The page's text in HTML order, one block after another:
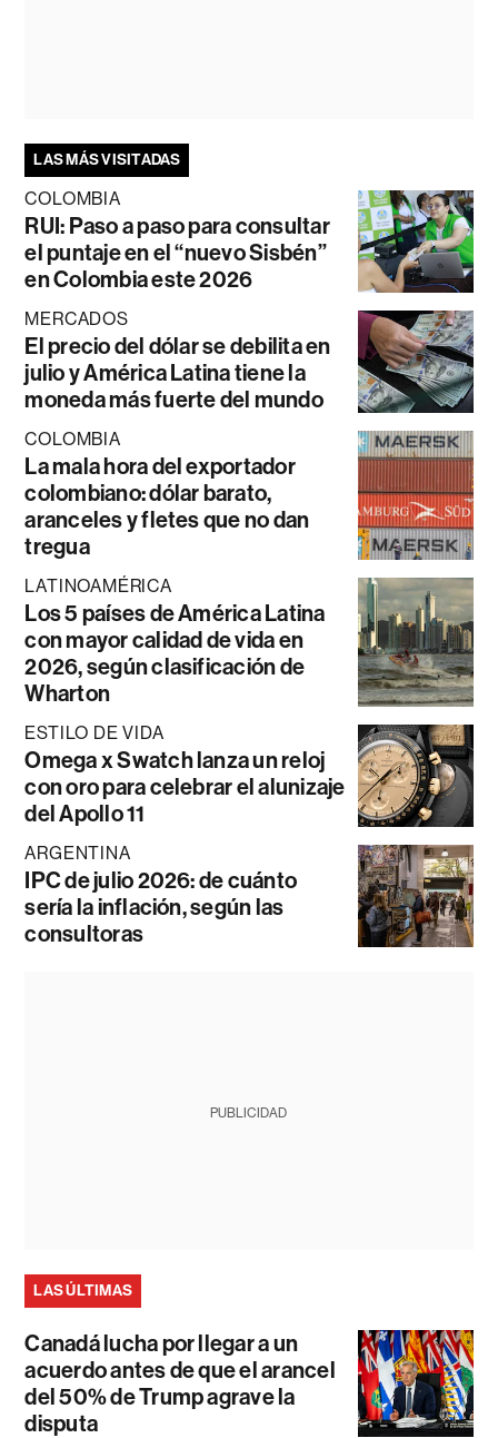
LAS MÁS VISITADAS
COLOMBIA
RUI: Paso a paso para consultar
el puntaje en el “nuevo Sisbén”
en Colombia este 2026
MERCADOS
El precio del dólar se debilita en
julio y América Latina tiene la
moneda más fuerte del mundo
COLOMBIA
La mala hora del exportador
colombiano: dólar barato,
aranceles y fletes que no dan
tregua
LATINOAMÉRICA
Los 5 países de América Latina
con mayor calidad de vida en
2026, según clasificación de
Wharton
ESTILO DE VIDA
Omega x Swatch lanza un reloj
con oro para celebrar el alunizaje
del Apollo 11
ARGENTINA
IPC de julio 2026: de cuánto
sería la inflación, según las
consultoras
PUBLICIDAD
LAS ÚLTIMAS
Canadá lucha por llegar a un
acuerdo antes de que el arancel
del 50% de Trump agrave la
disputa